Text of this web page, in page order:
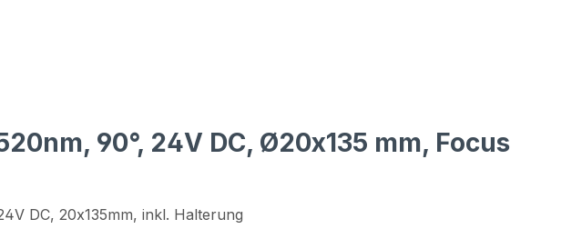
90°, 24V DC, Ø20x135 mm, Focus
DC, 20x135mm, inkl. Halterung